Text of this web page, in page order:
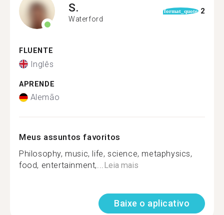
S.
Waterford
format_quote 2
FLUENTE
Inglês
APRENDE
Alemão
Meus assuntos favoritos
Philosophy, music, life, science, metaphysics,
food, entertainment,...Leia mais
Baixe o aplicativo